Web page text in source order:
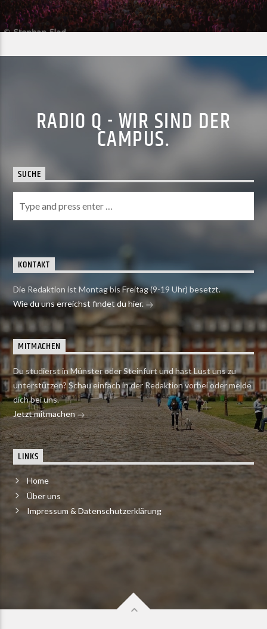
RADIO Q - WIR SIND DER
CAMPUS.
SUCHE
KONTAKT
Die Redaktion ist Montag bis Freitag (9-19 Uhr) besetzt.
Wie du uns erreichst findet du hier.
MITMACHEN
Du studierst in Münster oder Steinfurt und hast Lust uns zu
unterstützen? Schau einfach in der Redaktion vorbei oder melde
dich bei uns.
Jetzt mitmachen
LINKS
Home
Über uns
Impressum & Datenschutzerklärung